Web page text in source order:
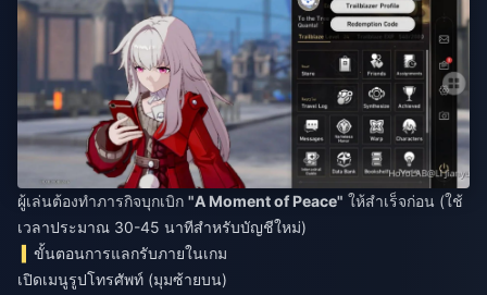
ผู้เล่นต้องทำภารกิจบุกเบิก "A Moment of Peace" ให้สำเร็จก่อน (ใช้
เวลาประมาณ 30-45 นาทีสำหรับบัญชีใหม่)
ขั้นตอนการแลกรับภายในเกม
เปิดเมนูรูปโทรศัพท์ (มุมซ้ายบน)